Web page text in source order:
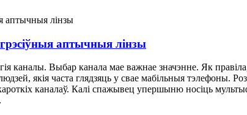
аптычныя лінзы
каналы. Выбар канала мае важнае значэнне. Як
якія часта глядзяць у свае мабільныя тэлефоны.
каналаў. Калі спажывец упершыню носіць